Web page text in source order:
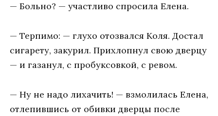
— Больно? — участливо спросила Елена.
— Терпимо: — глухо отозвался Коля. Достал
сигарету, закурил. Прихлопнул свою дверцу
— и газанул, с пробуксовкой, с ревом.
— Ну не надо лихачить! — взмолилась Елена,
отлепившись от обивки дверцы после